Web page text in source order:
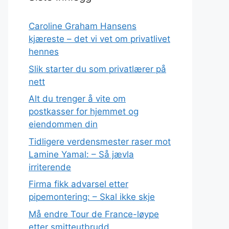
Caroline Graham Hansens
kjæreste – det vi vet om privatlivet
hennes
Slik starter du som privatlærer på
nett
Alt du trenger å vite om
postkasser for hjemmet og
eiendommen din
Tidligere verdensmester raser mot
Lamine Yamal: – Så jævla
irriterende
Firma fikk advarsel etter
pipemontering: – Skal ikke skje
Må endre Tour de France-løype
etter smitteutbrudd